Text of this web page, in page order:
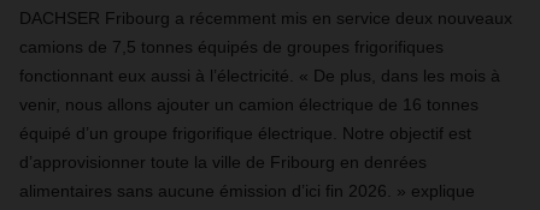
DACHSER Fribourg a récemment mis en service deux nouveaux
camions de 7,5 tonnes équipés de groupes frigorifiques
fonctionnant eux aussi à l’électricité. « De plus, dans les mois à
venir, nous allons ajouter un camion électrique de 16 tonnes
équipé d’un groupe frigorifique électrique. Notre objectif est
d’approvisionner toute la ville de Fribourg en denrées
alimentaires sans aucune émission d’ici fin 2026. » explique